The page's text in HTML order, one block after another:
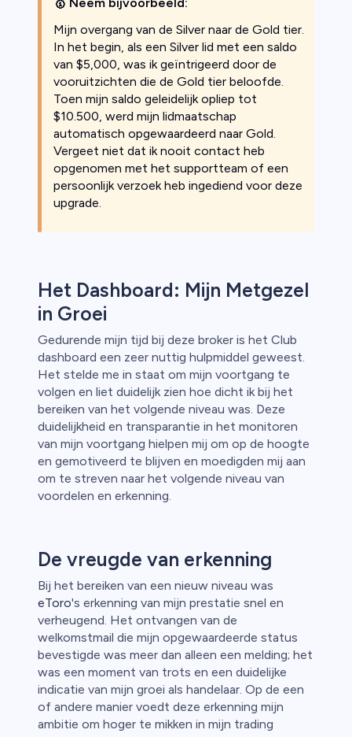
Mijn overgang van de Silver naar de Gold tier.
In het begin, als een Silver lid met een saldo
van $5,000, was ik geïntrigeerd door de
vooruitzichten die de Gold tier beloofde.
Toen mijn saldo geleidelijk opliep tot
$10.500, werd mijn lidmaatschap
automatisch opgewaardeerd naar Gold.
Vergeet niet dat ik nooit contact heb
opgenomen met het supportteam of een
persoonlijk verzoek heb ingediend voor deze
upgrade.
Het Dashboard: Mijn Metgezel
in Groei
Gedurende mijn tijd bij deze broker is het Club
dashboard een zeer nuttig hulpmiddel geweest.
Het stelde me in staat om mijn voortgang te
volgen en liet duidelijk zien hoe dicht ik bij het
bereiken van het volgende niveau was. Deze
duidelijkheid en transparantie in het monitoren
van mijn voortgang hielpen mij om op de hoogte
en gemotiveerd te blijven en moedigden mij aan
om te streven naar het volgende niveau van
voordelen en erkenning.
De vreugde van erkenning
Bij het bereiken van een nieuw niveau was
eToro's erkenning van mijn prestatie snel en
verheugend. Het ontvangen van de
welkomstmail die mijn opgewaardeerde status
bevestigde was meer dan alleen een melding; het
was een moment van trots en een duidelijke
indicatie van mijn groei als handelaar. Op de een
of andere manier voedt deze erkenning mijn
ambitie om hoger te mikken in mijn trading